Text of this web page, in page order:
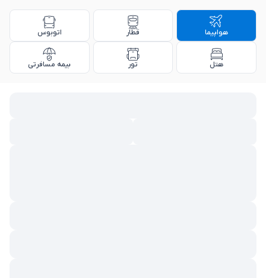
هواپیما قطار اتوبوس
هتل تور بیمه مسافرتی